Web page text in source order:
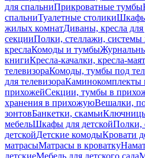
для спальниПрикроватные тумбы
спальниТуалетные столикиШкафы
жилых комнатДиваны, кресла для
секцииПолки, стеллажи, системы
креслаКомоды и тумбы
книгиКресла-качалки, кресла-
телевизораКомоды, тумбы под
для телевизораКаминокомплекты
прихожейСекции, тумбы в
хранения в прихожуюВешалки,
зонтовБанкетки, скамьи
мебельШкафы для детскойПолки,
детскойДетские комодыКровати
матрасыМатрасы в кроватку
детскиеМебель для детского сада